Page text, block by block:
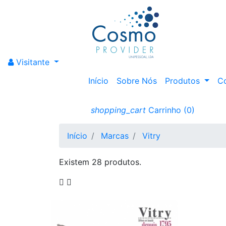
Visitante
Início
Sobre Nós Produtos
shopping_cart Carrinho (0)
Início Marcas Vitry
Existem 28 produtos.
 